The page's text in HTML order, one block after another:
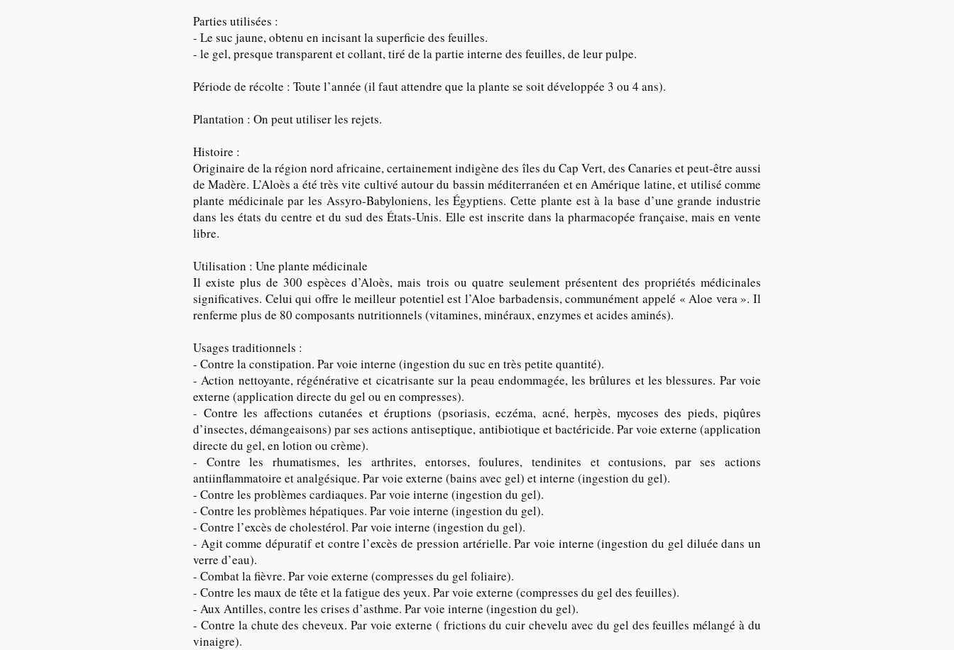
Parties utilisées :
- Le suc jaune, obtenu en incisant la superficie des feuilles.
- le gel, presque transparent et collant, tiré de la partie interne des feuilles, de leur pulpe.
Période de récolte : Toute l’année (il faut attendre que la plante se soit développée 3 ou 4 ans).
Plantation : On peut utiliser les rejets.
Histoire :
Originaire de la région nord africaine, certainement indigène des îles du Cap Vert, des Canaries et peut-être aussi
de Madère. L’Aloès a été très vite cultivé autour du bassin méditerranéen et en Amérique latine, et utilisé comme
plante médicinale par les Assyro-Babyloniens, les Égyptiens. Cette plante est à la base d’une grande industrie
dans les états du centre et du sud des États-Unis. Elle est inscrite dans la pharmacopée française, mais en vente
libre.
Utilisation : Une plante médicinale
Il existe plus de 300 espèces d’Aloès, mais trois ou quatre seulement présentent des propriétés médicinales
significatives. Celui qui offre le meilleur potentiel est l’Aloe barbadensis, communément appelé « Aloe vera ». Il
renferme plus de 80 composants nutritionnels (vitamines, minéraux, enzymes et acides aminés).
Usages traditionnels :
- Contre la constipation. Par voie interne (ingestion du suc en très petite quantité).
- Action nettoyante, régénérative et cicatrisante sur la peau endommagée, les brûlures et les blessures. Par voie
externe (application directe du gel ou en compresses).
- Contre les affections cutanées et éruptions (psoriasis, eczéma, acné, herpès, mycoses des pieds, piqûres
d’insectes, démangeaisons) par ses actions antiseptique, antibiotique et bactéricide. Par voie externe (application
directe du gel, en lotion ou crème).
- Contre les rhumatismes, les arthrites, entorses, foulures, tendinites et contusions, par ses actions
antiinflammatoire et analgésique. Par voie externe (bains avec gel) et interne (ingestion du gel).
- Contre les problèmes cardiaques. Par voie interne (ingestion du gel).
- Contre les problèmes hépatiques. Par voie interne (ingestion du gel).
- Contre l’excès de cholestérol. Par voie interne (ingestion du gel).
- Agit comme dépuratif et contre l’excès de pression artérielle. Par voie interne (ingestion du gel diluée dans un
verre d’eau).
- Combat la fièvre. Par voie externe (compresses du gel foliaire).
- Contre les maux de tête et la fatigue des yeux. Par voie externe (compresses du gel des feuilles).
- Aux Antilles, contre les crises d’asthme. Par voie interne (ingestion du gel).
- Contre la chute des cheveux. Par voie externe ( frictions du cuir chevelu avec du gel des feuilles mélangé à du
vinaigre).